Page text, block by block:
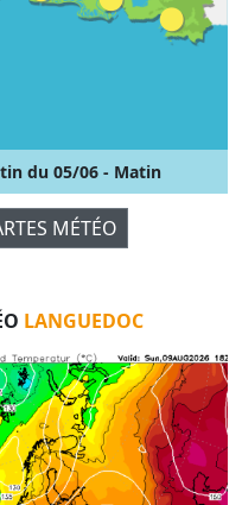
du 05/06 - Matin
MÉTÉO
LANGUEDOC